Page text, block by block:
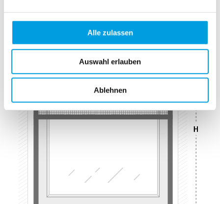
Alle zulassen
Auswahl erlauben
Ablehnen
Messvideo weitere Details